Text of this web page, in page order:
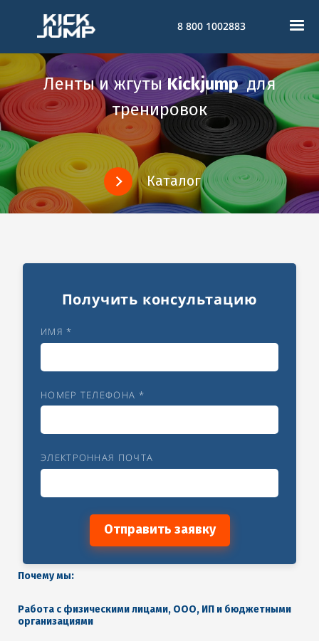
8 800 1002883
Ленты и жгутыKickjumpдля
тренировок
Каталог
Получить консультацию
ИМЯ *
НОМЕР ТЕЛЕФОНА *
ЭЛЕКТРОННАЯ ПОЧТА
Отправить заявку
Почему мы:
Работа с физическими лицами, ООО, ИП и бюджетными
организациями